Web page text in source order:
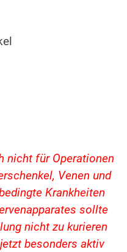
nicht für Operationen
Venen und
Krankheiten
sollte
nicht zu kurieren
besonders aktiv